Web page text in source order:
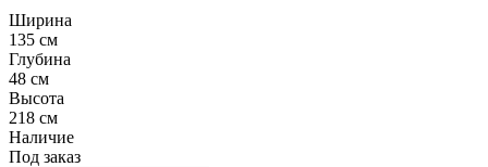
Ширина
135 см
Глубина
48 см
Высота
218 см
Наличие
Под заказ